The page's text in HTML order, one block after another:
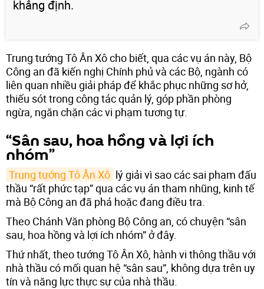
khẳng định.
Trung tướng Tô Ân Xô cho biết, qua các vụ án này, Bộ
Công an đã kiến nghị Chính phủ và các Bộ, ngành có
liên quan nhiều giải pháp để khắc phục những sơ hở,
thiếu sót trong công tác quản lý, góp phần phòng
ngừa, ngăn chặn các vi phạm tương tự.
“Sân sau, hoa hồng và lợi ích
nhóm”
Trung tướng Tô Ân Xô lý giải vì sao các sai phạm đấu
thầu “rất phức tạp” qua các vụ án tham nhũng, kinh tế
mà Bộ Công an đã phá hoặc đang điều tra.
Theo Chánh Văn phòng Bộ Công an, có chuyện “sân
sau, hoa hồng và lợi ích nhóm” ở đây.
Thứ nhất, theo tướng Tô Ân Xô, hành vi thông thầu với
nhà thầu có mối quan hệ “sân sau”, không dựa trên uy
tín và năng lực thực sự của nhà thầu.